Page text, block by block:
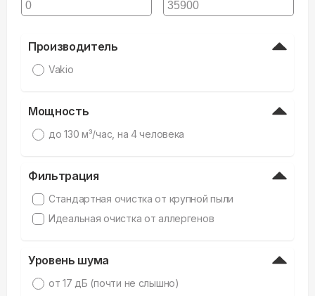
Производитель
Vakio
Мощность
до 130 м³/час, на 4 человека
Фильтрация
Стандартная очистка от крупной пыли
Идеальная очистка от аллергенов
Уровень шума
от 17 дБ (почти не слышно)